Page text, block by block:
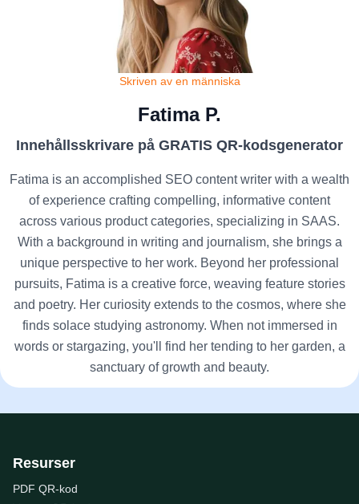
Skriven av en människa
Fatima P.
Innehållsskrivare på GRATIS QR-kodsgenerator
Fatima is an accomplished SEO content writer with a wealth
of experience crafting compelling, informative content
across various product categories, specializing in SAAS.
With a background in writing and journalism, she brings a
unique perspective to her work. Beyond her professional
pursuits, Fatima is a creative force, weaving feature stories
and poetry. Her curiosity extends to the cosmos, where she
finds solace studying astronomy. When not immersed in
words or stargazing, you'll find her tending to her garden, a
sanctuary of growth and beauty.
Resurser
PDF QR-kod